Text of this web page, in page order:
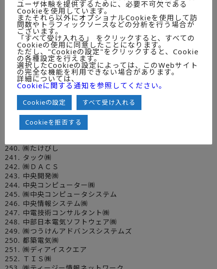
225. ㈱ソフトビジョン
226. ソラン㈱
227. ㈱ソルクシーズ
228. ソレキア㈱
229. 大興電子通信㈱
230. 大新技研㈱
231. ㈱ダイテック
232. ㈱大和コンピューター
233. ㈱大和総研
234. ㈱大和総研ビジネス・イノベーション
235. ㈱大和ソフトウェアリサーチ
236. 大和電設工業㈱
237. ㈱高崎共同計算センター
238. タクトシステムズ㈱
240. ㈱たけびし
241. タック㈱
242. ㈱ＤＡＣＳ
243. 中央開発㈱
244. 中央コンピューター㈱
245. ㈱中央コンピュータシステム
246. 中央情報システム㈱
247. 中電技術コンサルタント㈱
248. 中部日本電気ソフトウェア㈱
249. ㈱つうけんアドバンスシステムズ
250. 都築電気㈱
251. ㈱ディアイスクエア
252. ＴＩＳ㈱
ユーザ体験を提供するために、必要不可欠である
Cookieを使用しています。
またそれら以外にオプショナルCookieを使用して訪
問数やトラフィックソースなどの分析を行う場合が
ございます。
「すべて受け入れる」 をクリックすると、すべての
Cookieの使用に同意したことになります。
ただし、"Cookieの設定"をクリックすると、Cookie
の各種設定を行えます。
選択したCookieの設定によっては、このWebサイト
の完全な機能を利用できない場合があります。
詳細については、
Cookieに関する通知を参照してください。
Cookieの設定 すべて受け入れる
Cookieを拒否する